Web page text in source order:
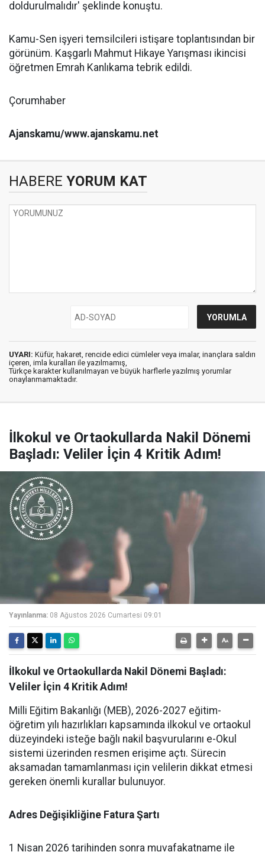
doldurulmalıdır' şeklinde konuştu.
Kamu-Sen işyeri temsilcileri istişare toplantısından bir
görünüm. Kaşgarlı Mahmut Hikaye Yarışması ikincisi
öğretmen Emrah Kanlıkama tebrik edildi.
Çorumhaber
Ajanskamu/www.ajanskamu.net
HABERE YORUM KAT
UYARI: Küfür, hakaret, rencide edici cümleler veya imalar, inançlara saldırı
içeren, imla kuralları ile yazılmamış,
Türkçe karakter kullanılmayan ve büyük harflerle yazılmış yorumlar
onaylanmamaktadır.
İlkokul ve Ortaokullarda Nakil Dönemi
Başladı: Veliler İçin 4 Kritik Adım!
Yayınlanma: 08 Ağustos 2026 Cumartesi 09:01
İlkokul ve Ortaokullarda Nakil Dönemi Başladı:
Veliler İçin 4 Kritik Adım!
Milli Eğitim Bakanlığı (MEB), 2026-2027 eğitim-
öğretim yılı hazırlıkları kapsamında ilkokul ve ortaokul
düzeyindeki isteğe bağlı nakil başvurularını e-Okul
sistemi üzerinden resmen erişime açtı. Sürecin
aksamadan tamamlanması için velilerin dikkat etmesi
gereken önemli kurallar bulunuyor.
Adres Değişikliğine Fatura Şartı
1 Nisan 2026 tarihinden sonra muvafakatname ile